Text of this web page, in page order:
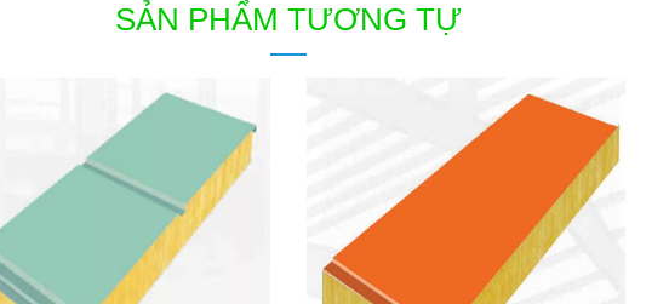
SẢN PHẨM TƯƠNG TỰ